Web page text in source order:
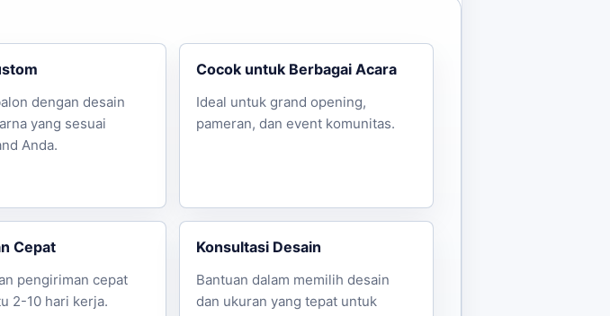
dengan desain
yang sesuai
Anda.
Cocok untuk Berbagai Acara
Ideal untuk grand opening,
pameran, dan event komunitas.
Cepat
pengiriman cepat
2-10 hari kerja.
Konsultasi Desain
Bantuan dalam memilih desain
dan ukuran yang tepat untuk